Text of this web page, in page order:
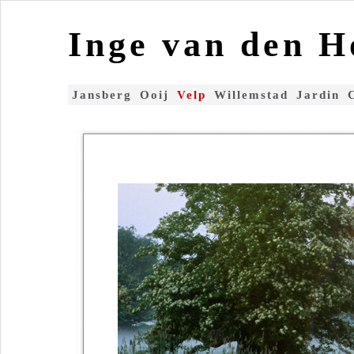
Inge van den
Jansberg Ooij Velp Willemstad Jardin